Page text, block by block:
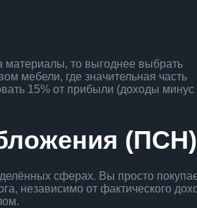
материалы, то выгоднее выбрать
мебели, где значительная часть
15% от прибыли (доходы минус
(ПСН)
сферах. Вы просто
независимо от фактического